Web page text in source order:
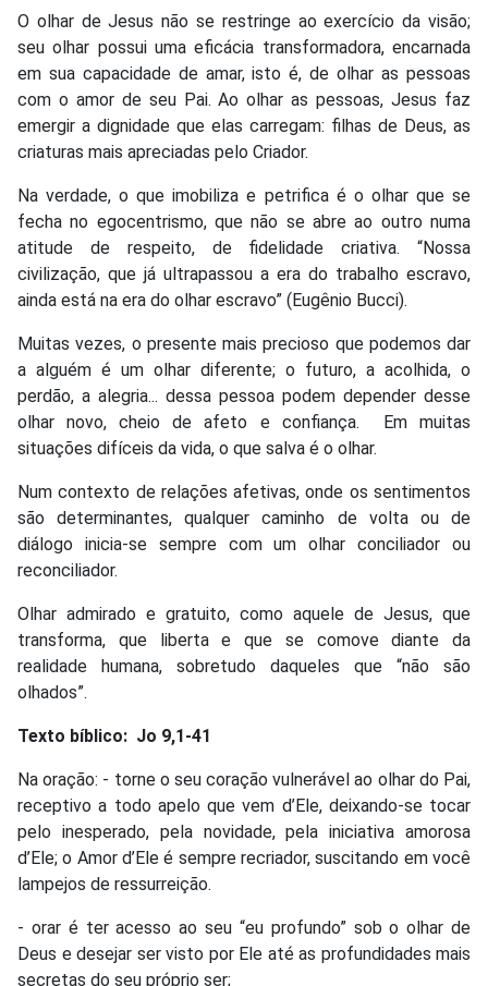
O olhar de Jesus não se restringe ao exercício da visão;
seu olhar possui uma eficácia transformadora, encarnada
em sua capacidade de amar, isto é, de olhar as pessoas
com o amor de seu Pai. Ao olhar as pessoas, Jesus faz
emergir a dignidade que elas carregam: filhas de Deus, as
criaturas mais apreciadas pelo Criador.
Na verdade, o que imobiliza e petrifica é o olhar que se
fecha no egocentrismo, que não se abre ao outro numa
atitude de respeito, de fidelidade criativa. “Nossa
civilização, que já ultrapassou a era do trabalho escravo,
ainda está na era do olhar escravo” (Eugênio Bucci).
Muitas vezes, o presente mais precioso que podemos dar
a alguém é um olhar diferente; o futuro, a acolhida, o
perdão, a alegria... dessa pessoa podem depender desse
olhar novo, cheio de afeto e confiança. Em muitas
situações difíceis da vida, o que salva é o olhar.
Num contexto de relações afetivas, onde os sentimentos
são determinantes, qualquer caminho de volta ou de
diálogo inicia-se sempre com um olhar conciliador ou
reconciliador.
Olhar admirado e gratuito, como aquele de Jesus, que
transforma, que liberta e que se comove diante da
realidade humana, sobretudo daqueles que “não são
olhados”.
Texto bíblico: Jo 9,1-41
Na oração: - torne o seu coração vulnerável ao olhar do Pai,
receptivo a todo apelo que vem d’Ele, deixando-se tocar
pelo inesperado, pela novidade, pela iniciativa amorosa
d’Ele; o Amor d’Ele é sempre recriador, suscitando em você
lampejos de ressurreição.
- orar é ter acesso ao seu “eu profundo” sob o olhar de
Deus e desejar ser visto por Ele até as profundidades mais
secretas do seu próprio ser;